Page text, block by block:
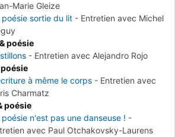
Marie Gleize
poésie sortie du lit - Entretien avec Michel
poésie
- Entretien avec Alejandro Rojo
poésie
à même le corps - Entretien avec
Charmatz
poésie
poésie n'est pas une danseuse ! -
avec Paul Otchakovsky-Laurens